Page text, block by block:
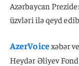
Azərbaycan
üzvləri ilə qeyd
AzerVoicexəbər
Heydər Əliyev